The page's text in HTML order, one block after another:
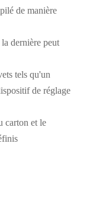
de manière
dernière peut
tels qu'un
de réglage
carton et le